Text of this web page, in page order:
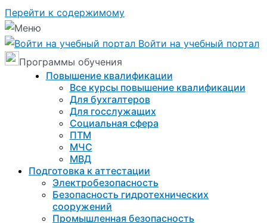
Перейти к содержимому
Войти на учебный портал
Программы обучения
Повышение квалификации
Все курсы повышение квалификации
Для бухгалтеров
Для госслужащих
Социальная сфера
ПТМ
МЧС
МВД
Подготовка к aттестации
Электробезопасность
Безопасность гидротехнических
сооружений
Промышленная безопасность